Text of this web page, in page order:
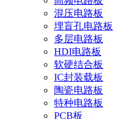
混压电路板
埋盲孔电路板
多层电路板
HDI电路板
软硬结合板
IC封装载板
陶瓷电路板
特种电路板
PCB板